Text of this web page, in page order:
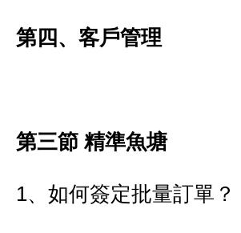
第四、 客戶管理
第三節 精準魚塘
1、如何簽定批量訂單？